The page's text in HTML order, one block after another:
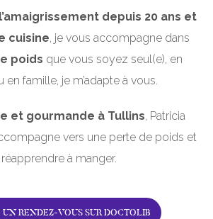
depuis 20 ans et
cuisine, je vous accompagne dans
poids que vous soyez seul(e), en
en famille, je m’adapte à vous.
et gourmande à Tullins, Patricia
vers une perte de poids et
à manger.
UN RENDEZ-VOUS SUR DOCTOLIB